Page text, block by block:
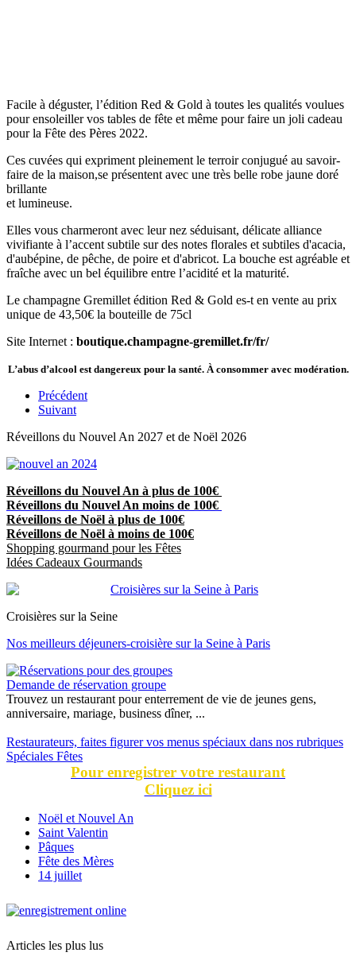
Facile à déguster, l’édition Red & Gold à toutes les qualités voulues
pour ensoleiller vos tables de fête et même pour faire un joli cadeau
pour la Fête des Pères 2022.
Ces cuvées qui expriment pleinement le terroir conjugué au savoir-
faire de la maison,se présentent avec une très belle robe jaune doré
brillante
et lumineuse.
Elles vous charmeront avec leur nez séduisant, délicate alliance
vivifiante à l’accent subtile sur des notes florales et subtiles d'acacia,
d'aubépine, de pêche, de poire et d'abricot. La bouche est agréable et
fraîche avec un bel équilibre entre l’acidité et la maturité.
Le champagne Gremillet édition Red & Gold es-t en vente au prix
unique de 43,50€ la bouteille de 75cl
Site Internet : boutique.champagne-gremillet.fr/fr/
L’abus d’alcool est dangereux pour la santé. À consommer avec modération.
Précédent
Suivant
Réveillons du Nouvel An 2027 et de Noël 2026
Réveillons du Nouvel An à plus de 100€
Réveillons du Nouvel An moins de 100€
Réveillons de Noël à plus de 100€
Réveillons de Noël à moins de 100€
Shopping gourmand pour les Fêtes
Idées Cadeaux Gourmands
Croisières sur la Seine
Nos meilleurs déjeuners-croisière sur la Seine à Paris
Demande de réservation groupe
Trouvez un restaurant pour enterrement de vie de jeunes gens,
anniversaire, mariage, business dîner, ...
Restaurateurs, faites figurer vos menus spéciaux dans nos rubriques
Spéciales Fêtes
Pour enregistrer votre restaurant
Cliquez ici
Noël et Nouvel An
Saint Valentin
Pâques
Fête des Mères
14 juillet
Articles les plus lus